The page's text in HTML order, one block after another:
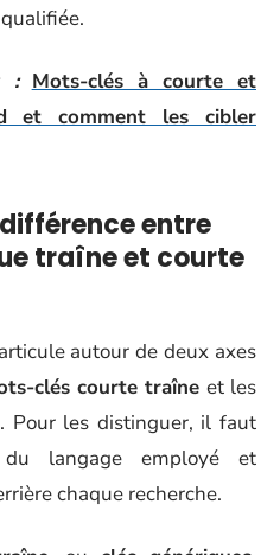
: Mots-clés à courte et
et comment les cibler
entre
traîne et courte
autour de deux axes
clés courte traîne et les
. Pour les distinguer, il faut
langage employé et
chaque recherche.